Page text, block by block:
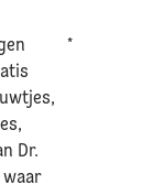
Dr.
waar
*